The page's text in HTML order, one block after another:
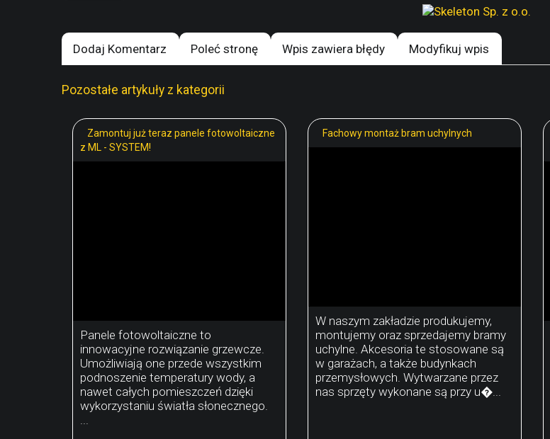
Dodaj Komentarz Poleć stronę Wpis zawiera błędy Modyfikuj wpis
Pozostałe artykuły z kategorii
Zamontuj już teraz panele fotowoltaiczne
z ML - SYSTEM!
Panele fotowoltaiczne to
innowacyjne rozwiązanie grzewcze.
Umożliwiają one przede wszystkim
podnoszenie temperatury wody, a
nawet całych pomieszczeń dzięki
wykorzystaniu światła słonecznego.
Fachowy montaż bram uchylnych
W naszym zakładzie produkujemy,
montujemy oraz sprzedajemy bramy
uchylne. Akcesoria te stosowane są
w garażach, a także budynkach
przemysłowych. Wytwarzane przez
nas sprzęty wykonane są przy u�...